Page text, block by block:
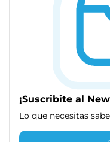
¡Suscribite al
Lo que necesitas